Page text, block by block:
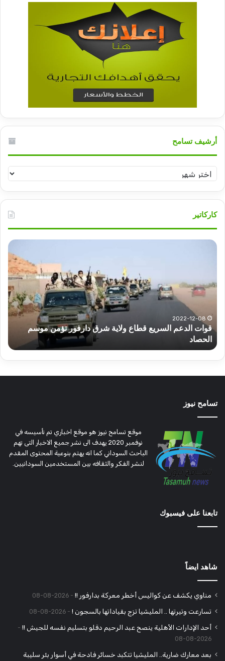
أرشيف تسامح
أرشيف
تسامح
كاركاتير
قوات
ولاية
شرق
تؤمن
موسم
الحصاد
2022-12-08
قوات الدعم السريع قطاع ولاية شرق دارفور تؤمن موسم
الحصاد
تسامح نيوز
موقع تسامح نيوز هو موقع اخباري تم تأسيسه في
نوفمبر 2020 يهدف الى نشر جميع الاخبار التى تهم
الباحث السوداني كما انه يهتم بنوعية المحتوى المقدم
لنشر الفكر والثقافه بين المستخدمين السودانيين.
تابعنا على فيسبوك
شاهد ايضاً
مناوي يكشف عن كواليس أخطر معركة بدارفور !! 2026-08-08
تسارعت وتيرتها .. المليشيا تزج بقياداتها بالسجون ! 2026-08-08
أحد الإدارات الأهلية ينصح عبد الرحيم دقلو بتسليم نفسه للجيش !!
2026-08-08
بعد معارك ضارية.. المليشيا تتكبد خسائر فادحة في أسوار بئر سليبة